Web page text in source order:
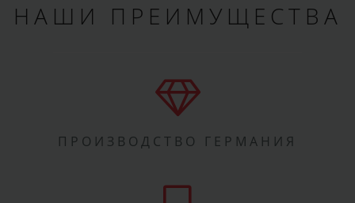
НАШИ ПРЕИМУЩЕСТВА
ПРОИЗВОДСТВО ГЕРМАНИЯ